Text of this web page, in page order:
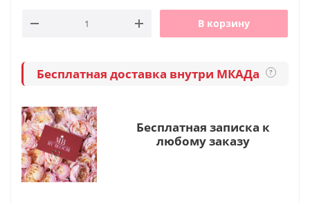
В корзину
Бесплатная доставка внутри МКАДа ?
Бесплатная записка к
любому заказу